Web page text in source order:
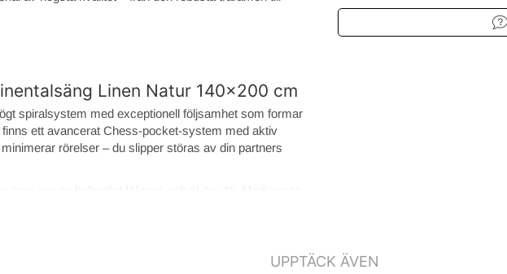
Linen Natur 140x200 cm
spiralsystem med exceptionell följsamhet som formar
ett avancerat Chess-pocket-system med aktiv
rörelser – du slipper störas av din partners
kan du vända den så att latexlagret ligger nedåt
UPPTÄCK ÄVEN